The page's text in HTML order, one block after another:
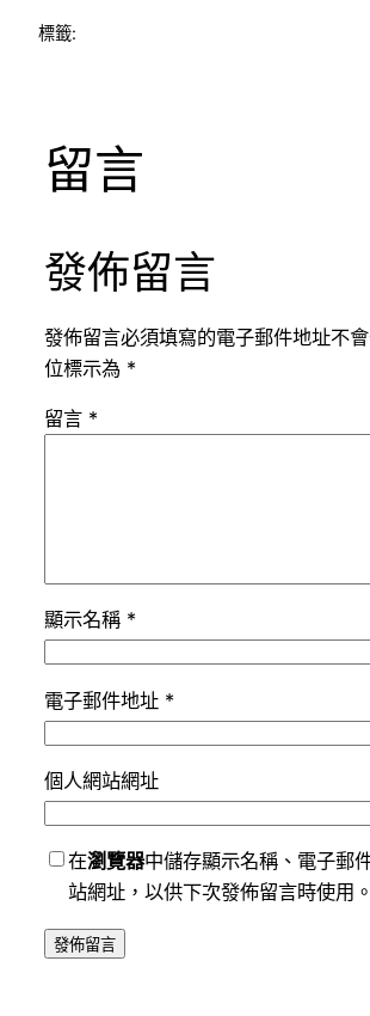
標籤:
留言
發佈留言
發佈留言必須填寫的電子郵件地址不會
位標示為 *
留言 *
顯示名稱 *
電子郵件地址 *
個人網站網址
在瀏覽器中儲存顯示名稱、電子郵
站網址，以供下次發佈留言時使用。